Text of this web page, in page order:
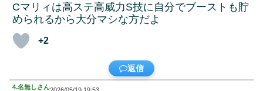
Cマリィは高ステ高威力S技に自分でブーストも貯
められるから大分マシな方だよ
+2
返信
4.名無しさん